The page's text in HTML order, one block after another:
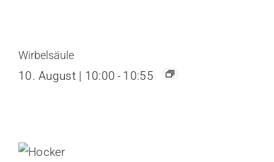
Wirbelsäule
10. August | 10:00 - 10:55